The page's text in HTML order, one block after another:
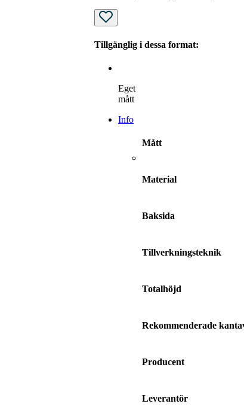
Tillgänglig i dessa format:
Eget
mått
Info
Mått
Material
Baksida
Tillverkningsteknik
Totalhöjd
Rekommenderade
Producent
Leverantör